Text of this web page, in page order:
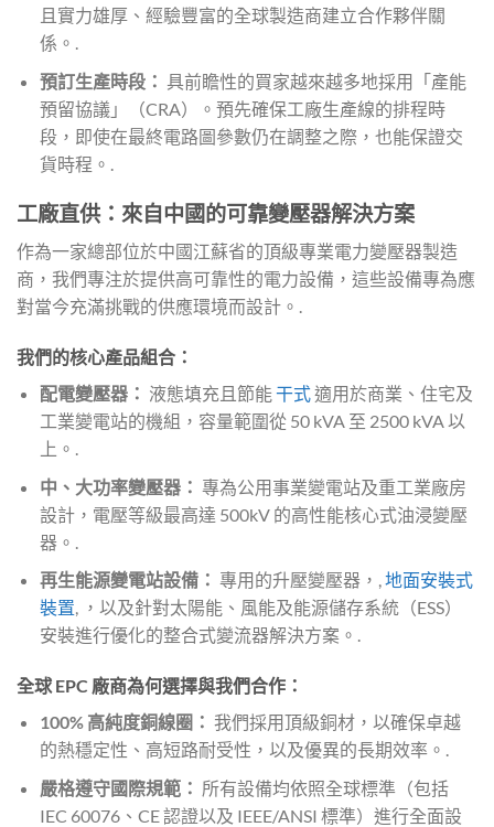
且實力雄厚、經驗豐富的全球製造商建立合作夥伴關
係。.
預訂生產時段： 具前瞻性的買家越來越多地採用「產能
預留協議」（CRA）。預先確保工廠生產線的排程時
段，即使在最終電路圖參數仍在調整之際，也能保證交
貨時程。.
工廠直供：來自中國的可靠變壓器解決方案
作為一家總部位於中國江蘇省的頂級專業電力變壓器製造
商，我們專注於提供高可靠性的電力設備，這些設備專為應
對當今充滿挑戰的供應環境而設計。.
我們的核心產品組合：
配電變壓器： 液態填充且節能干式適用於商業、住宅及
工業變電站的機組，容量範圍從 50 kVA 至 2500 kVA 以
上。.
中、大功率變壓器： 專為公用事業變電站及重工業廠房
設計，電壓等級最高達 500kV 的高性能核心式油浸變壓
器。.
再生能源變電站設備： 專用的升壓變壓器，,地面安裝式
裝置, ，以及針對太陽能、風能及能源儲存系統（ESS）
安裝進行優化的整合式變流器解決方案。.
全球 EPC 廠商為何選擇與我們合作：
100% 高純度銅線圈： 我們採用頂級銅材，以確保卓越
的熱穩定性、高短路耐受性，以及優異的長期效率。.
嚴格遵守國際規範： 所有設備均依照全球標準（包括
IEC 60076、CE 認證以及 IEEE/ANSI 標準）進行全面設